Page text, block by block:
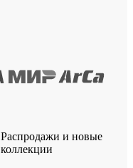
Распродажи и новые
коллекции